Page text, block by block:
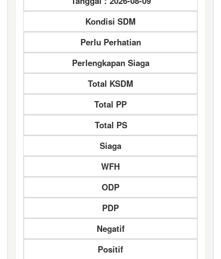
Kondisi SDM
Perlu Perhatian
Perlengkapan Siaga
Total KSDM
Total PP
Total PS
Siaga
WFH
ODP
PDP
Negatif
Positif